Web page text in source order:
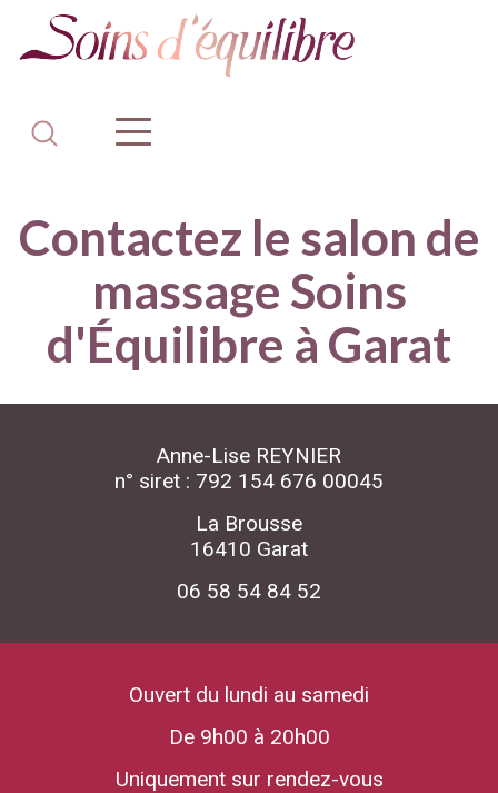
Contactez le salon de
massage Soins
d'Équilibre à Garat
Anne-Lise REYNIER
n° siret : 792 154 676 00045
La Brousse
16410 Garat
06 58 54 84 52
Ouvert du lundi au samedi
De 9h00 à 20h00
Uniquement sur rendez-vous